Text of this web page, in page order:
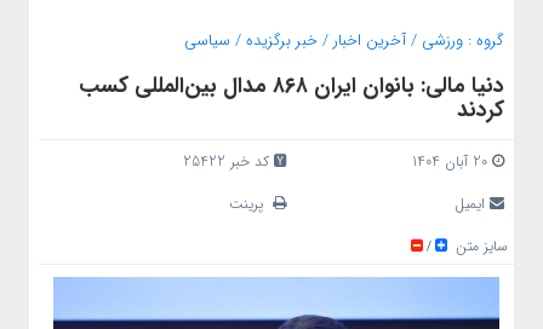
گروه : ورزشی /آخرین اخبار /خبر برگزیده/ سیاسی
دنیا مالی: بانوان ایران ۸۶۸ مدال بین‌المللی کسب
کردند
20 آبان 1404
کد خبر 25422
ایمیل
پرینت
سایز متن
/